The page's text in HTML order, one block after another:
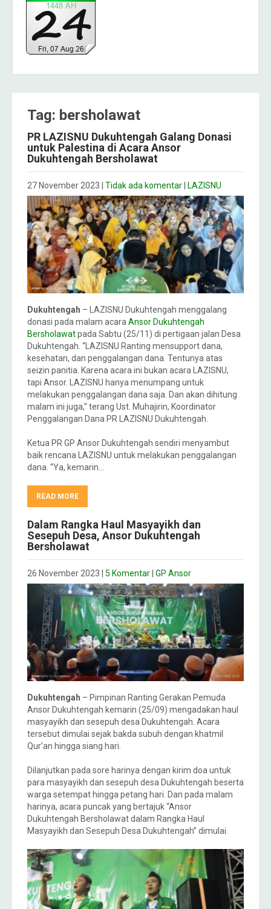
Tag: bersholawat
PR LAZISNU Dukuhtengah Galang Donasi
untuk Palestina di Acara Ansor
Dukuhtengah Bersholawat
27 November 2023 Tidak ada komentar LAZISNU
Dukuhtengah – LAZISNU Dukuhtengah menggalang
donasi pada malam acara Ansor Dukuhtengah
Bersholawatpada Sabtu (25/11) di pertigaan jalan Desa
Dukuhtengah. “LAZISNU Ranting mensupport dana,
kesehatan, dan penggalangan dana. Tentunya atas
seizin panitia. Karena acara ini bukan acara LAZISNU,
tapi Ansor. LAZISNU hanya menumpang untuk
melakukan penggalangan dana saja. Dan akan dihitung
malam ini juga,” terang Ust. Muhajirin, Koordinator
Penggalangan Dana PR LAZISNU Dukuhtengah.
Ketua PR GP Ansor Dukuhtengah sendiri menyambut
baik rencana LAZISNU untuk melakukan penggalangan
dana. “Ya, kemarin…
READ MORE
Dalam Rangka Haul Masyayikh dan
Sesepuh Desa, Ansor Dukuhtengah
Bersholawat
26 November 2023 5 Komentar GP Ansor
Dukuhtengah – Pimpinan Ranting Gerakan Pemuda
Ansor Dukuhtengah kemarin (25/09) mengadakan haul
masyayikh dan sesepuh desa Dukuhtengah. Acara
tersebut dimulai sejak bakda subuh dengan khatmil
Qur’an hingga siang hari.
Dilanjutkan pada sore harinya dengan kirim doa untuk
para masyayikh dan sesepuh desa Dukuhtengah beserta
warga setempat hingga petang hari. Dan pada malam
harinya, acara puncak yang bertajuk “Ansor
Dukuhtengah Bersholawat dalam Rangka Haul
Masyayikh dan Sesepuh Desa Dukuhtengah” dimulai.